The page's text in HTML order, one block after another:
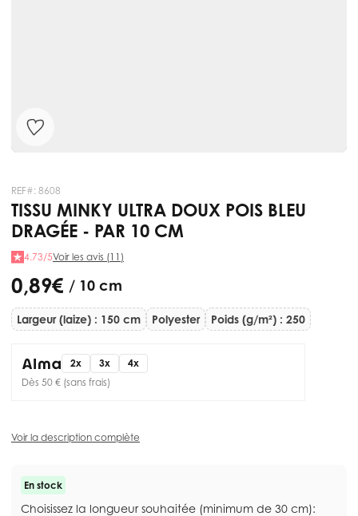
REF#: 8608
TISSU MINKY ULTRA DOUX POIS BLEU
DRAGÉE - PAR 10 CM
4.73/5Voir les avis (11)
0,89 € / 10 cm
Largeur (laize) : 150 cm Polyester Poids (g/m²) : 250
2x 3x
4x
Dès 50 € (sans frais)
Voir la description complète
En stock
Choisissez la longueur souhaitée (minimum de 30 cm):